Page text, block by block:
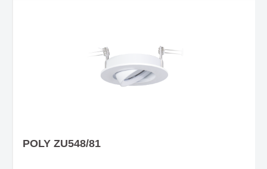
POLY ZU548/81